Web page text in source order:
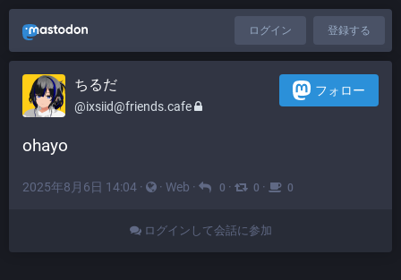
ログイン 登録する
ちるだ
@ixsiid@friends.cafe
フォロー
ohayo
2025年8月6日 14:04 · · Web · 0 · 0 · 0
ログインして会話に参加